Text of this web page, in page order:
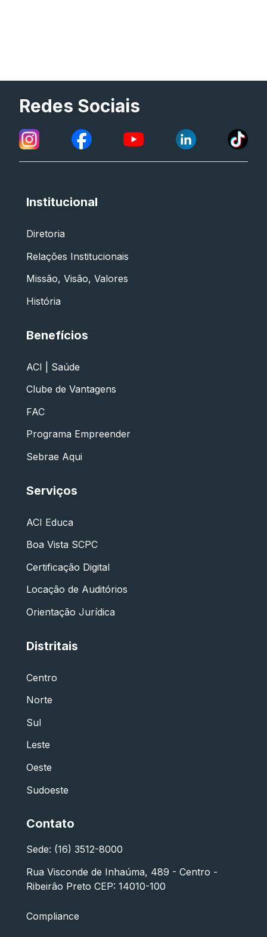
Redes Sociais
Institucional
Diretoria
Relações Institucionais
Missão, Visão, Valores
História
Benefícios
ACI | Saúde
Clube de Vantagens
FAC
Programa Empreender
Sebrae Aqui
Serviços
ACI Educa
Boa Vista SCPC
Certificação Digital
Locação de Auditórios
Orientação Jurídica
Distritais
Centro
Norte
Sul
Leste
Oeste
Sudoeste
Contato
Sede: (16) 3512-8000
Rua Visconde de Inhaúma, 489 - Centro -
Ribeirão Preto CEP: 14010-100
Compliance